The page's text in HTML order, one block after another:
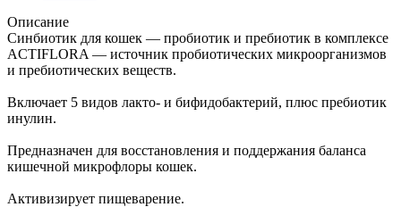
Описание
Синбиотик для кошек — пробиотик и пребиотик в комплексе
ACTIFLORA — источник пробиотических микроорганизмов
и пребиотических веществ.
Включает 5 видов лакто- и бифидобактерий, плюс пребиотик
инулин.
Предназначен для восстановления и поддержания баланса
кишечной микрофлоры кошек.
Активизирует пищеварение.